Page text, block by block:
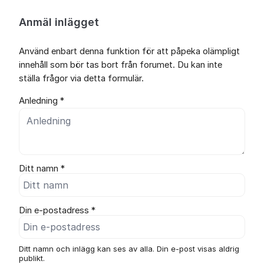
Anmäl inlägget
Använd enbart denna funktion för att påpeka olämpligt
innehåll som bör tas bort från forumet. Du kan inte
ställa frågor via detta formulär.
Anledning *
Ditt namn *
Din e-postadress *
Ditt namn och inlägg kan ses av alla. Din e-post visas aldrig
publikt.